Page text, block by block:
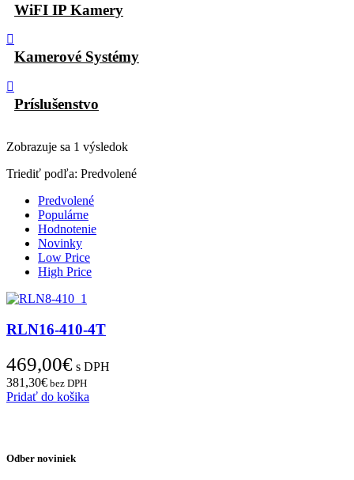
WiFI IP Kamery
Kamerové Systémy
Príslušenstvo
Zobrazuje sa 1 výsledok
Triediť podľa: Predvolené
Predvolené
Populárne
Hodnotenie
Novinky
Low Price
High Price
RLN16-410-4T
469,00€ s DPH
381,30€ bez DPH
Pridať do košika
Odber noviniek